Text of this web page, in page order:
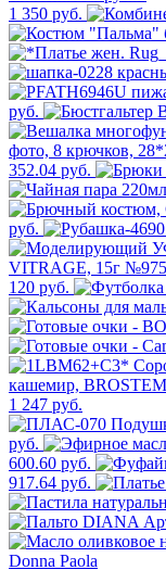
1 350 руб.
руб.
352.04 руб.
руб.
120 руб.
1 247 руб.
руб.
600.60 руб.
917.64 руб.